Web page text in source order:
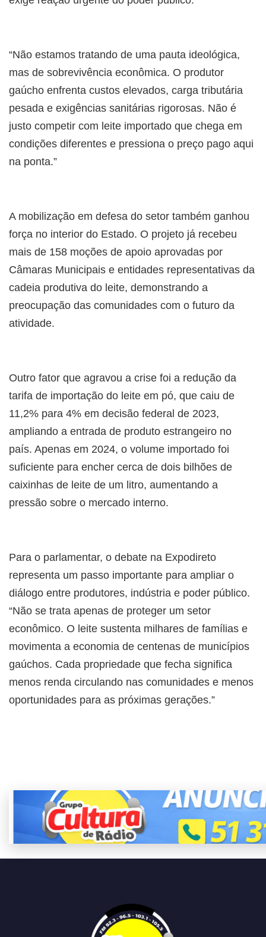
“Não estamos tratando de uma pauta ideológica,
mas de sobrevivência econômica. O produtor
gaúcho enfrenta custos elevados, carga tributária
pesada e exigências sanitárias rigorosas. Não é
justo competir com leite importado que chega em
condições diferentes e pressiona o preço pago aqui
na ponta.”
A mobilização em defesa do setor também ganhou
força no interior do Estado. O projeto já recebeu
mais de 158 moções de apoio aprovadas por
Câmaras Municipais e entidades representativas da
cadeia produtiva do leite, demonstrando a
preocupação das comunidades com o futuro da
atividade.
Outro fator que agravou a crise foi a redução da
tarifa de importação do leite em pó, que caiu de
11,2% para 4% em decisão federal de 2023,
ampliando a entrada de produto estrangeiro no
país. Apenas em 2024, o volume importado foi
suficiente para encher cerca de dois bilhões de
caixinhas de leite de um litro, aumentando a
pressão sobre o mercado interno.
Para o parlamentar, o debate na Expodireto
representa um passo importante para ampliar o
diálogo entre produtores, indústria e poder público.
“Não se trata apenas de proteger um setor
econômico. O leite sustenta milhares de famílias e
movimenta a economia de centenas de municípios
gaúchos. Cada propriedade que fecha significa
menos renda circulando nas comunidades e menos
oportunidades para as próximas gerações.”